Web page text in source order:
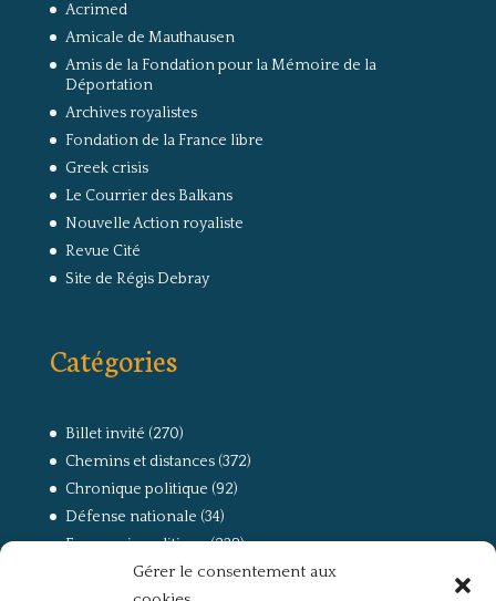
Gérer le consentement aux
Acrimed
Amicale de Mauthausen
Amis de la Fondation pour la Mémoire de la
Déportation
Archives royalistes
Fondation de la France libre
Greek crisis
Le Courrier des Balkans
Nouvelle Action royaliste
Revue Cité
Site de Régis Debray
Catégories
Billet invité (270)
Chemins et distances(372)
Chronique politique (92)
Défense nationale (34)
Economie politique(238)
(168)